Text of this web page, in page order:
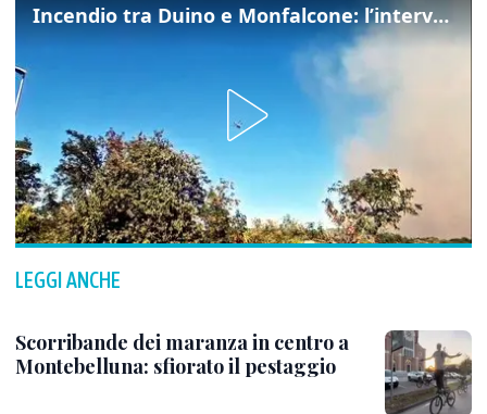
Incendio tra Duino e Monfalcone: l’intervento dei vigili del fuoco
LEGGI ANCHE
Scorribande dei maranza in centro a
Montebelluna: sfiorato il pestaggio